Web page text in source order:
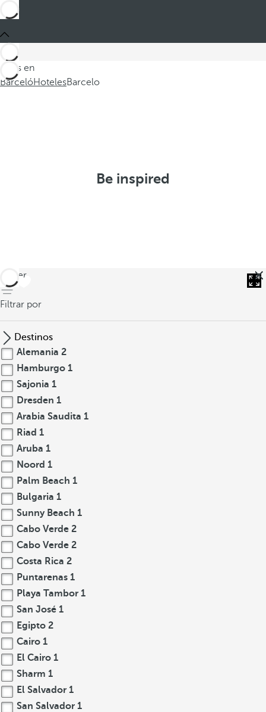
Estás en
BarcelóHotelesBarcelo
Be inspired
volver
Filtrar por
Destinos
Alemania 2
Hamburgo 1
Sajonia 1
Dresden 1
Arabia Saudita 1
Riad 1
Aruba 1
Noord 1
Palm Beach 1
Bulgaria 1
Sunny Beach 1
Cabo Verde 2
Cabo Verde 2
Costa Rica 2
Puntarenas 1
Playa Tambor 1
San José 1
Egipto 2
Cairo 1
El Cairo 1
Sharm 1
El Salvador 1
San Salvador 1